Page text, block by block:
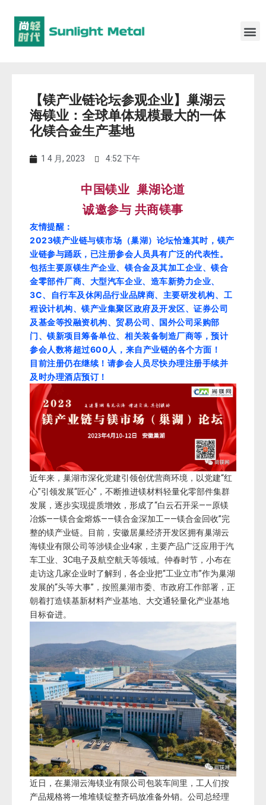
【镁产业链论坛参观企业】巢湖云
海镁业：全球单体规模最大的一体
化镁合金生产基地
1 4 月, 2023 4:52 下午
中国镁业 巢湖论道
诚邀参与 共商镁事
友情提醒：
2023镁产业链与镁市场（巢湖）论坛恰逢其时，镁产
业链参与踊跃，已注册参会人员具有广泛的代表性。
包括主要原镁生产企业、镁合金及其加工企业、镁合
金零部件厂商、大型汽车企业、造车新势力企业、
3C、自行车及休闲品行业品牌商、主要研发机构、工
程设计机构、镁产业集聚区政府及开发区、证券公司
及基金等投融资机构、贸易公司、国外公司采购部
门、镁新项目筹备单位、相关装备制造厂商等，预计
参会人数将超过600人，来自产业链的各个方面！
目前注册仍在继续！ 请参会人员尽快办理注册手续并
及时办理酒店预订！
近年来，巢湖市深化党建引领创优营商环境，以党建“红
心”引领发展“匠心”，不断推进镁材料轻量化零部件集群
发展，逐步实现提质增效，形成了“白云石开采——原镁
冶炼——镁合金熔炼——镁合金深加工——镁合金回收”完
整的镁产业链。目前，安徽居巢经济开发区拥有巢湖云
海镁业有限公司等涉镁企业4家，主要产品广泛应用于汽
车工业、3C电子及航空航天等领域。仲春时节，小布在
走访这几家企业时了解到，各企业把“工业立市”作为巢湖
发展的“头等大事”，按照巢湖市委、市政府工作部署，正
朝着打造镁基新材料产业基地、大交通轻量化产业基地
目标奋进。
近日，在巢湖云海镁业有限公司包装车间里，工人们按
产品规格将一堆堆镁锭整齐码放准备外销。公司总经理